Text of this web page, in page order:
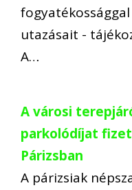
utazásait -
A…
A városi
parkolódíjat
Párizsban
A párizsiak